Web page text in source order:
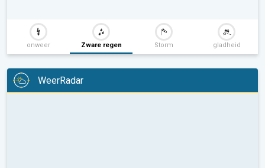
onweer Zware regen Storm gladheid
WeerRadar